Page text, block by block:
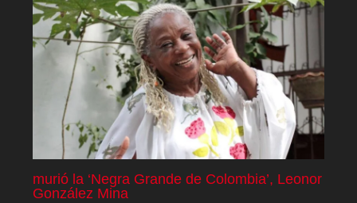
murió la ‘Negra Grande de Colombia’, Leonor
González Mina